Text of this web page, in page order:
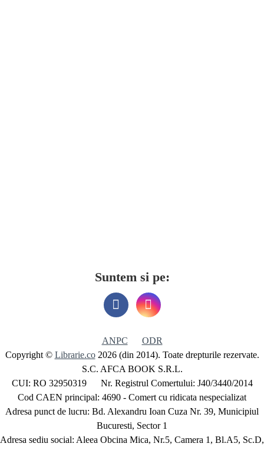
Suntem si pe:
ANPC
ODR
Copyright © Librarie.co 2026 (din 2014). Toate drepturile rezervate.
S.C. AFCA BOOK S.R.L.
CUI: RO 32950319 Nr. Registrul Comertului: J40/3440/2014
Cod CAEN principal: 4690 - Comert cu ridicata nespecializat
Adresa punct de lucru: Bd. Alexandru Ioan Cuza Nr. 39, Municipiul
Bucuresti, Sector 1
Adresa sediu social: Aleea Obcina Mica, Nr.5, Camera 1, Bl.A5, Sc.D,